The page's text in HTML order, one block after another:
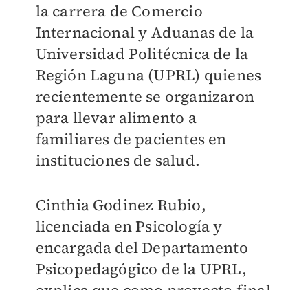
la carrera de Comercio
Internacional y Aduanas de la
Universidad Politécnica de la
Región Laguna (UPRL) quienes
recientemente se organizaron
para llevar alimento a
familiares de pacientes en
instituciones de salud.
Cinthia Godinez Rubio,
licenciada en Psicología y
encargada del Departamento
Psicopedagógico de la UPRL,